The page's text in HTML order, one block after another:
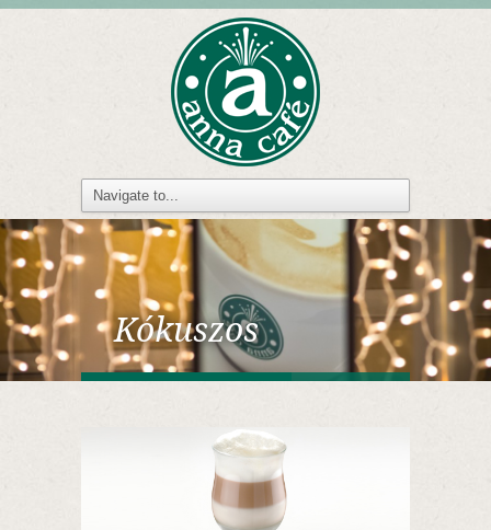
Kókuszos